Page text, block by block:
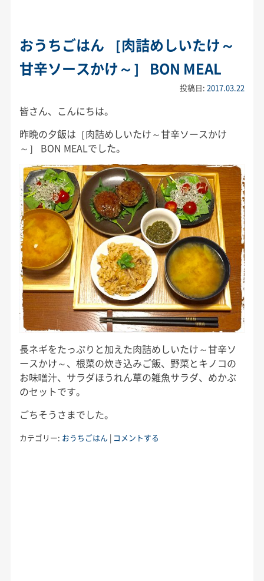
おうちごはん ［肉詰めしいたけ～
甘辛ソースかけ～］ BON MEAL
投稿日:2017.03.22
皆さん、こんにちは。
昨晩の夕飯は［肉詰めしいたけ～甘辛ソースかけ
～］ BON MEALでした。
長ネギをたっぷりと加えた肉詰めしいたけ～甘辛ソ
ースかけ～、根菜の炊き込みご飯、野菜とキノコの
お味噌汁、サラダほうれん草の雑魚サラダ、めかぶ
のセットです。
ごちそうさまでした。
カテゴリー: おうちごはん | コメントする